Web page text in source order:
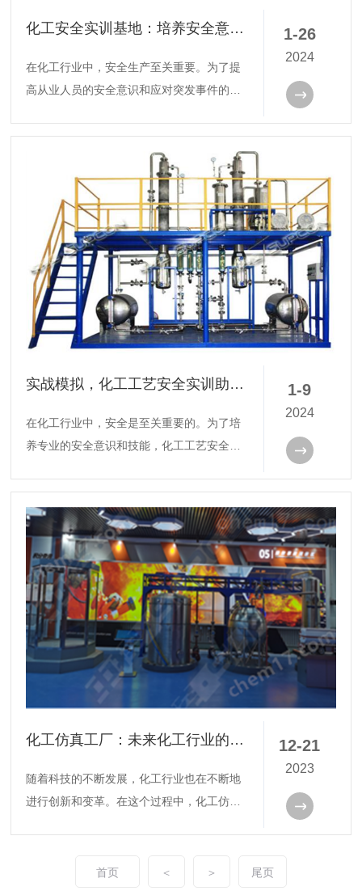
化工安全实训基地：培养安全意识，提升应对能力
在化工行业中，安全生产至关重要。为了提
高从业人员的安全意识和应对突发事件的能
地。这些实训基地不仅提供了理论学习的平
台，还通过实际操作让学员掌握必要的技能
1-26
2024
实战模拟，化工工艺安全实训助您成为安全专家
在化工行业中，安全是至关重要的。为了培
养专业的安全意识和技能，化工工艺安全实
式，安全实训帮助学员们亲身体验和应对各
种安全风险，从而成为真正的安全专家。下
面将介绍工艺安全实训的意义、实施方式以
及对学员的重要影响。
1-9
2024
化工仿真工厂：未来化工行业的重要发展方向
随着科技的不断发展，化工行业也在不断地
进行创新和变革。在这个过程中，化工仿真
术，对化工生产过程进行全面、实时的仿真
12-21
2023
首页 ＜ ＞ 尾页